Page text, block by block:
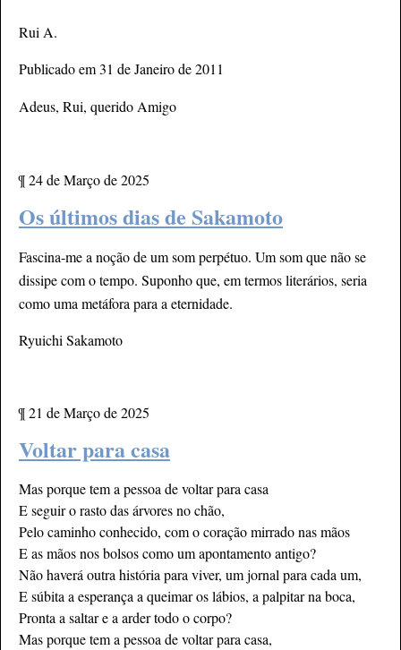
Rui A.
Publicado em 31 de Janeiro de 2011
Adeus, Rui, querido Amigo
¶24 de Março de 2025
Os últimos dias de Sakamoto
Fascina-me a noção de um som perpétuo. Um som que não se
dissipe com o tempo. Suponho que, em termos literários, seria
como uma metáfora para a eternidade.
Ryuichi Sakamoto
¶21 de Março de 2025
Voltar para casa
Mas porque tem a pessoa de voltar para casa
E seguir o rasto das árvores no chão,
Pelo caminho conhecido, com o coração mirrado nas mãos
E asmãos nos bolsos como um apontamento antigo?
Não haverá outra história para viver, um jornal para cada um,
E súbita a esperança a queimar os lábios, a palpitar na boca,
Pronta a saltar e a arder todo o corpo?
Mas porque tem a pessoa de voltar para casa,